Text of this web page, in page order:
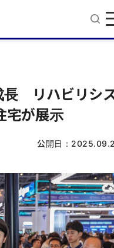
長 リハビリシ
宅が展示
公開日：